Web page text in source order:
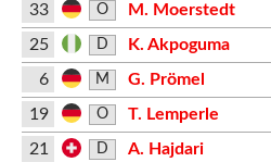
33 O
M. Moerstedt
25
D
K. Akpoguma
6
M G. Prömel
19 O T. Lemperle
21 D
A. Hajdari